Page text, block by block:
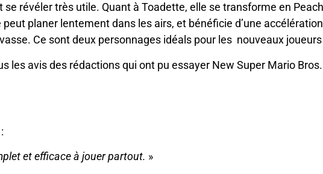
se révéler très utile. Quant à Toadette, elle se transforme en
peut planer lentement dans les airs, et bénéficie d’une
Ce sont deux personnages idéals pour les nouveaux joueurs
les avis des rédactions qui ont pu essayer New Super Mario
et efficace à jouer partout. »